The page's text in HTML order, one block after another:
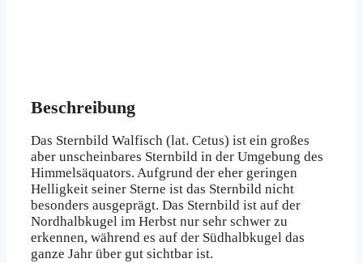
Beschreibung
Das Sternbild Walfisch (lat. Cetus) ist ein großes
aber unscheinbares Sternbild in der Umgebung des
Himmelsäquators. Aufgrund der eher geringen
Helligkeit seiner Sterne ist das Sternbild nicht
besonders ausgeprägt. Das Sternbild ist auf der
Nordhalbkugel im Herbst nur sehr schwer zu
erkennen, während es auf der Südhalbkugel das
ganze Jahr über gut sichtbar ist.